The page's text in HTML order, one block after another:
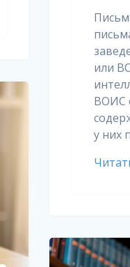
или
ВОИС
у них